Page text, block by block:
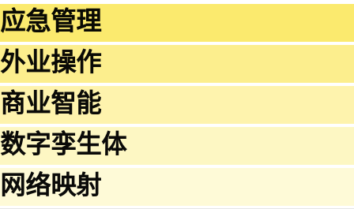
应急管理
外业操作
商业智能
数字孪生体
网络映射